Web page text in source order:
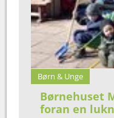
Børn & Unge
Børnehuset
foran en